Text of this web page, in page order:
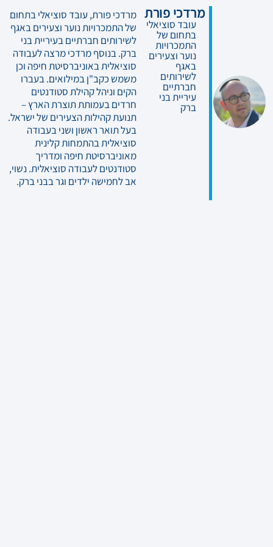
מרדכי פורת
עובד סוציאלי
בתחום של
התמכרויות
נוער וצעירים
באגף
לשירותים
חברתיים
עיריית בני
ברק
מרדכי פורת, עובד סוציאלי בתחום
של התמכרויות נוער וצעירים באגף
לשירותים חברתיים בעיריית בני
ברק. בנוסף מרדכי מרצה לעבודה
סוציאלית באוניברסיטת חיפה וכן
משמש כקב"ן במילואים. בעברו
הקים וניהל קהילת סטודנטים
חרדים בעמותת תוצרת הארץ –
תנועת קהילות הצעירים של ישראל.
בעל תואר ראשון ושני בעבודה
סוציאלית בהתמחות קלינית
מאוניברסיטת חיפה ומדריך
סטודנטים לעבודה סוציאלית. נשוי,
אב לחמישה ילדים וגר בבני ברק.